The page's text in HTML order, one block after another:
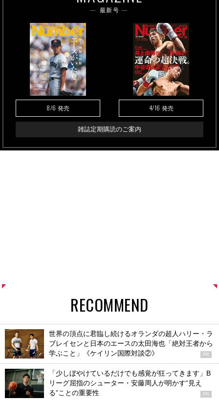
最新号
8/6 発売 4/16 発売
雑誌定期購読のご案内
RECOMMEND
世界の頂点に君臨し続けるオランダの超人ハリー・ラ
ブレイセンと日本のエースの太田海也「絶対王者から
学ぶこと」《ケイリン国際対談②》
PR
「少しぼやけているだけでも感覚が狂ってきます」B
リーグ屈指のシューター・安藤周人が明かす“見え
る”ことの重要性
PR